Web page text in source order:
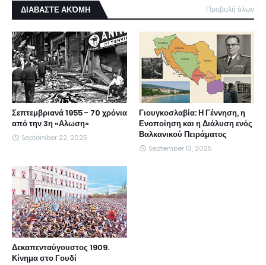
ΔΙΑΒΑΣΤΕ ΑΚΌΜΗ Προβολή όλων
Σεπτεμβριανά 1955 - 70 χρόνια
από την 3η «Αλωση»
September 22, 2025
Γιουγκοσλαβία: Η Γέννηση, η
Ενοποίηση και η Διάλυση ενός
Βαλκανικού Πειράματος
September 13, 2025
Δεκαπενταύγουστος 1909.
Κίνημα στο Γουδί